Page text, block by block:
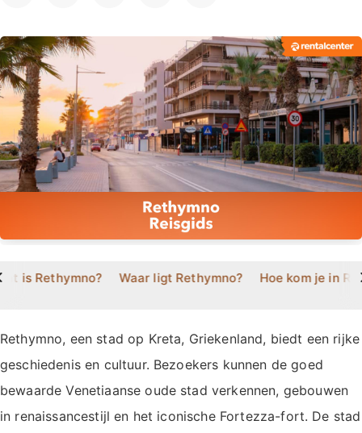
is Rethymno? Waar ligt Rethymno? Hoe kom je in
Rethymno, een stad op Kreta, Griekenland, biedt een rijke
geschiedenis en cultuur. Bezoekers kunnen de goed
bewaarde Venetiaanse oude stad verkennen, gebouwen
in renaissancestijl en het iconische Fortezza-fort. De stad